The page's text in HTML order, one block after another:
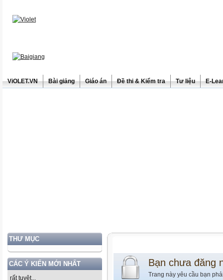
ViOLET.VN Bài giảng Giáo án Đề thi & Kiểm tra Tư liệu E-
THƯ MỤC
CÁC Ý KIẾN MỚI NHẤT
rất tuyệt...
Bạn chưa đăng
Trang này yêu cầu bạn